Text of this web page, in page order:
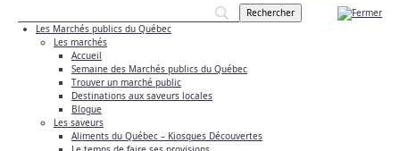
Les Marchés publics du Québec
Les marchés
Accueil
Semaine des Marchés publics du Québec
Trouver un marché public
Destinations aux saveurs locales
Blogue
Les saveurs
Aliments du Québec – Kiosques Découvertes